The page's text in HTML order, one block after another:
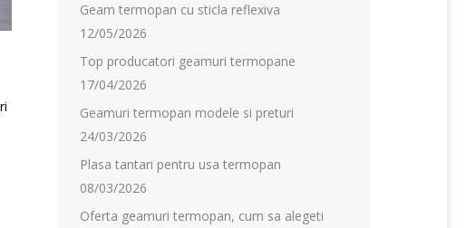
Geam termopan cu sticla reflexiva
12/05/2026
Top producatori geamuri termopane
17/04/2026
Geamuri termopan modele si preturi
24/03/2026
Plasa tantari pentru usa termopan
08/03/2026
Oferta geamuri termopan, cum sa alegeti